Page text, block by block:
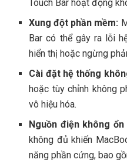
Touch Bar hoạt động
Xung đột phần mềm:
Bar có thể gây ra lỗi
hiển thị hoặc ngừng
Cài đặt hệ thống
hoặc tùy chỉnh không
vô hiệu hóa.
Nguồn điện không ổn
không đủ khiến
năng phần cứng, bao